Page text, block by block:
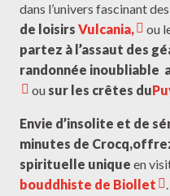
dans l’univers fascinant
de loisirs Vulcania, ou
partez à l’assaut des
randonnée inoubliable
ou sur les crêtes du
Envie d’insolite et de
minutes de Crocq,
spirituelle unique en
bouddhiste de Biollet